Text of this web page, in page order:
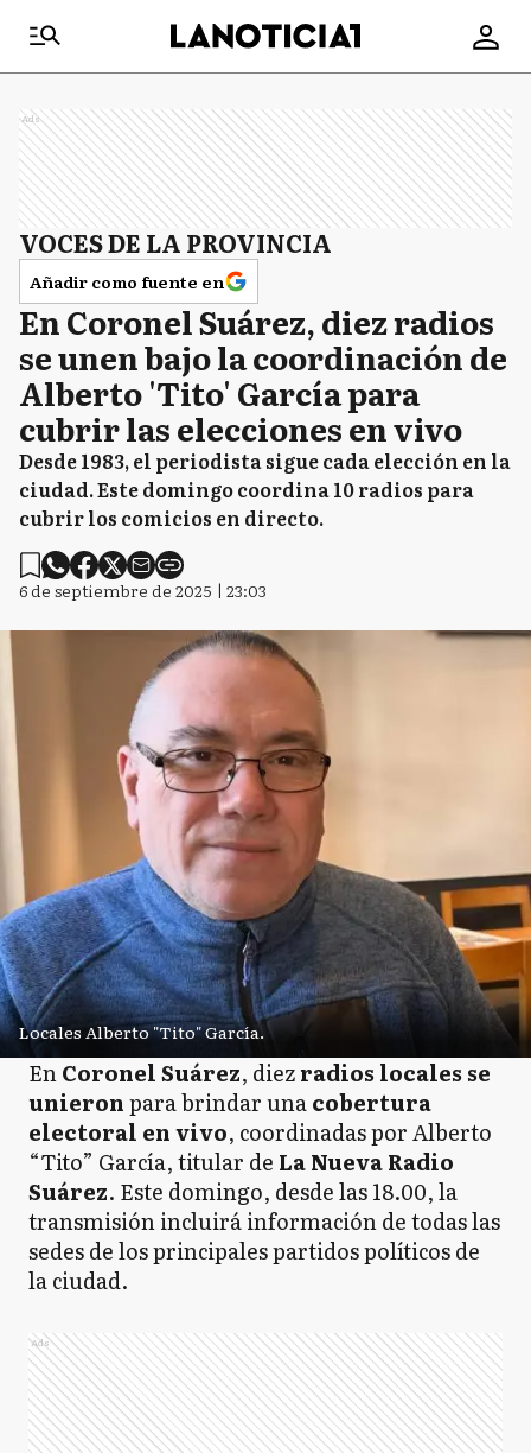
Ads
VOCES DE LA PROVINCIA
Añadir como fuente en
En Coronel Suárez, diez radios
se unen bajo la coordinación de
Alberto 'Tito' García para
cubrir las elecciones en vivo
Desde 1983, el periodista sigue cada elección en la
ciudad. Este domingo coordina 10 radios para
cubrir los comicios en directo.
6 de septiembre de 2025 | 23:03
Locales Alberto "Tito" García.
EnCoronel Suárez, diezradios locales se
unieronpara brindar unacobertura
electoral en vivo, coordinadas por Alberto
“Tito” García, titular de La Nueva Radio
Suárez. Este domingo, desde las 18.00, la
transmisión incluirá información de todas las
sedes de los principales partidos políticos de
la ciudad.
Ads